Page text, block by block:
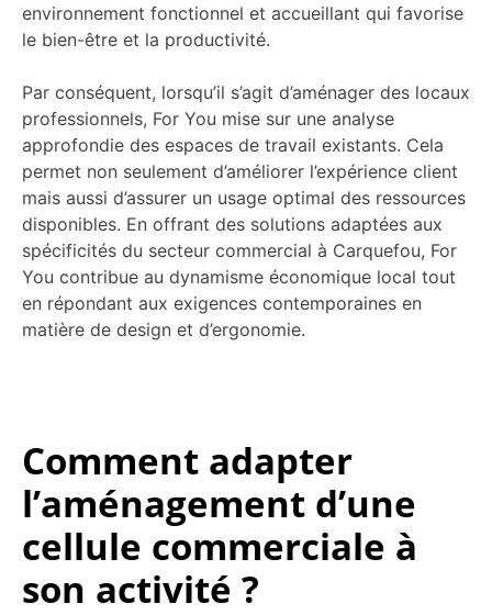
environnement fonctionnel et accueillant qui favorise
le bien-être et la productivité.
Par conséquent, lorsqu’il s’agit d’aménager des locaux
professionnels, For You mise sur une analyse
approfondie des espaces de travail existants. Cela
permet non seulement d’améliorer l’expérience client
mais aussi d’assurer un usage optimal des ressources
disponibles. En offrant des solutions adaptées aux
spécificités du secteur commercial à Carquefou, For
You contribue au dynamisme économique local tout
en répondant aux exigences contemporaines en
matière de design et d’ergonomie.
Comment adapter
l’aménagement d’une
cellule commerciale à
son activité ?